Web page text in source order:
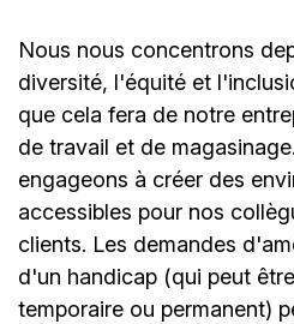
Nous nous concentrons
diversité, l'équité et
que cela fera de notre
de travail et de
engageons à créer des
accessibles pour nos
clients. Les demandes
d'un handicap (qui peut
temporaire ou permanent)